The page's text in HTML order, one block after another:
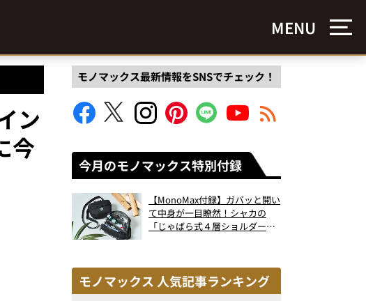
MENU
ン
今
モノマックス最新情報をSNSでチェック！
今月のモノマックス特別付録
【MonoMax付録】ガバッと開い
て中身が一目瞭然！シャカの
「じゃばら式４層ショルダーバ
モノマックス 人気記事ランキング